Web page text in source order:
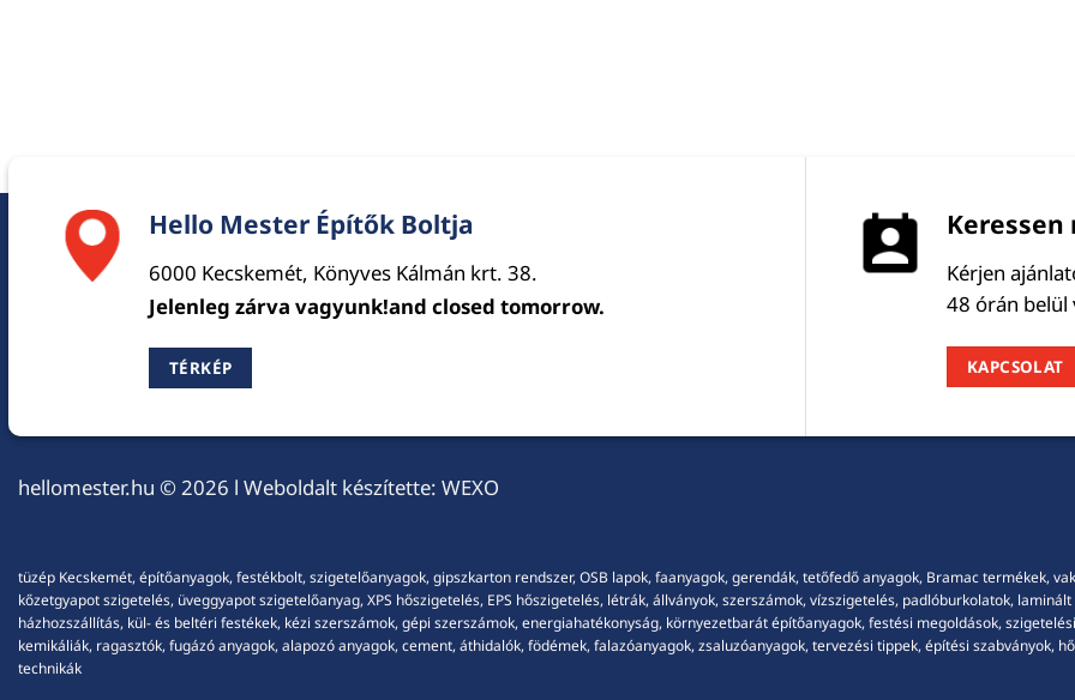
Hello Mester Építők Boltja
6000 Kecskemét, Könyves Kálmán krt. 38.
Jelenleg zárva vagyunk!and closed tomorrow.
TÉRKÉP
Kérjen
48 órán belül
KAPCSOLAT
hellomester.hu © 2026 l Weboldalt készítette: WEXO
tüzép Kecskemét, építőanyagok, festékbolt, szigetelőanyagok, gipszkarton rendszer, OSB lapok, faanyagok, gerendák, tetőfedő anyagok, Bramac termékek,
kőzetgyapot szigetelés, üveggyapot szigetelőanyag, XPS hőszigetelés, EPS hőszigetelés, létrák, állványok, szerszámok, vízszigetelés, padlóburkolatok,
házhozszállítás, kül- és beltéri festékek, kézi szerszámok, gépi szerszámok, energiahatékonyság, környezetbarát építőanyagok, festési megoldások,
kemikáliák, ragasztók, fugázó anyagok, alapozó anyagok, cement, áthidalók, födémek, falazóanyagok, zsaluzóanyagok, tervezési tippek, építési szabványok,
technikák